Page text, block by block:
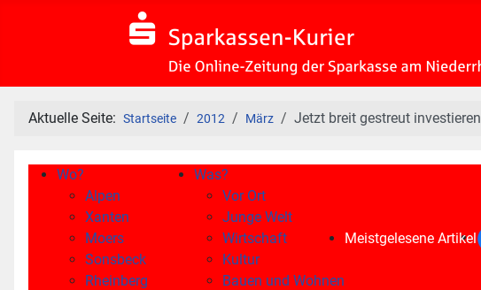
Aktuelle Seite: Startseite 2012 März Jetzt breit gestreut investieren
Wo?
Alpen
Xanten
Moers
Sonsbeck
Rheinberg
Was?
Vor Ort
Junge Welt
Wirtschaft
Kultur
Bauen und Wohnen
Meistgelesene Artikel